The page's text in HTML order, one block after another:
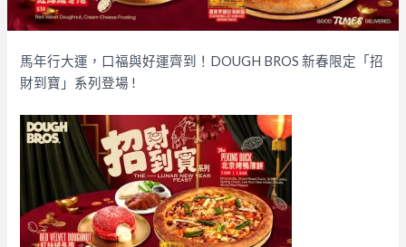
馬年行大運，口福與好運齊到！DOUGH BROS 新春限定「招
財到寶」系列登場​ !